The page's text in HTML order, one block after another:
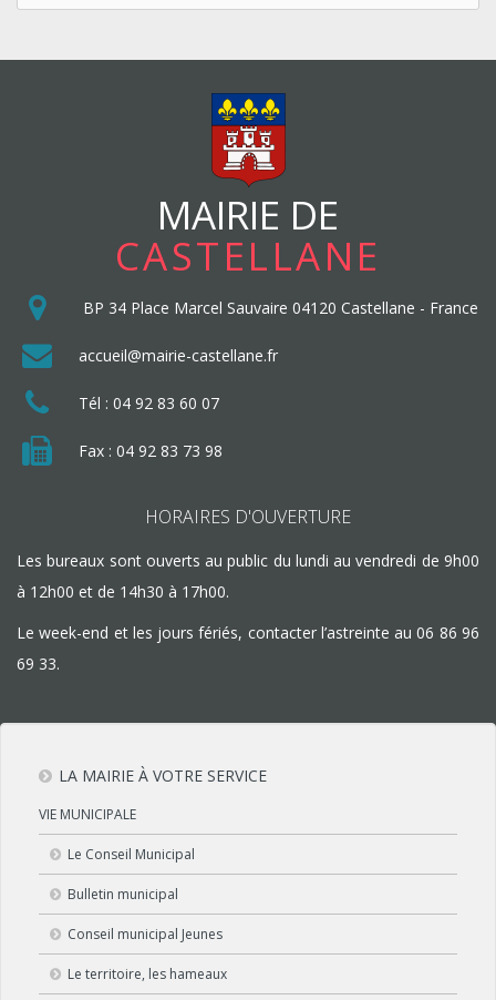
MAIRIE DE
CASTELLANE
BP 34 Place Marcel Sauvaire 04120 Castellane - France
accueil@mairie-castellane.fr
Tél : 04 92 83 60 07
Fax : 04 92 83 73 98
HORAIRES D'OUVERTURE
Les bureaux sont ouverts au public du lundi au vendredi de 9h00
à 12h00 et de 14h30 à 17h00.
Le week-end et les jours fériés, contacter l’astreinte au06 86 96
69 33.
LA MAIRIE À VOTRE SERVICE
VIE MUNICIPALE
Le Conseil Municipal
Bulletin municipal
Conseil municipal Jeunes
Le territoire, les hameaux